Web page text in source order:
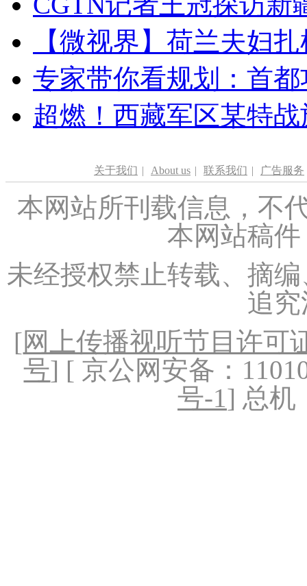
【微视界】荷兰夫妇
专家带你看规划：首
超燃！西藏军区某特
关于我们 | About us | 联系我们 | 广告服务
本网站所刊载信息，不
本网站稿
未经授权禁止转载、摘
追
[网上传播视听节目许可
号] [ 京公网安备：
号-1] 总机